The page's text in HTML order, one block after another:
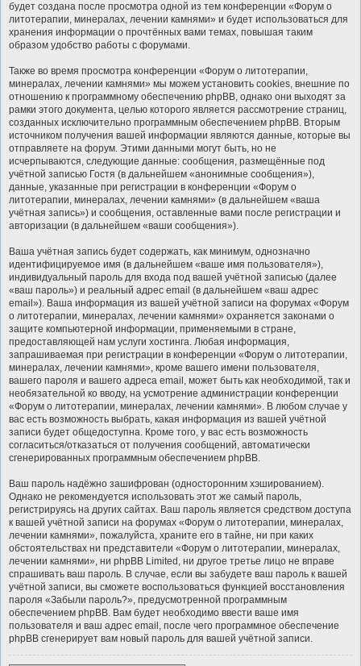
будет создана после просмотра одной из тем конференции «Форум о
литотерапии, минералах, лечении камнями» и будет использоваться для
хранения информации о прочтённых вами темах, повышая таким
образом удобство работы с форумами.
Также во время просмотра конференции «Форум о литотерапии,
минералах, лечении камнями» мы можем установить cookies, внешние по
отношению к программному обеспечению phpBB, однако они выходят за
рамки этого документа, целью которого является рассмотрение страниц,
созданных исключительно программным обеспечением phpBB. Вторым
источником получения вашей информации являются данные, которые вы
отправляете на форум. Этими данными могут быть, но не
исчерпываются, следующие данные: сообщения, размещённые под
учётной записью Гостя (в дальнейшем «анонимные сообщения»),
данные, указанные при регистрации в конференции «Форум о
литотерапии, минералах, лечении камнями» (в дальнейшем «ваша
учётная запись») и сообщения, оставленные вами после регистрации и
авторизации (в дальнейшем «ваши сообщения»).
Ваша учётная запись будет содержать, как минимум, однозначно
идентифицируемое имя (в дальнейшем «ваше имя пользователя»),
индивидуальный пароль для входа под вашей учётной записью (далее
«ваш пароль») и реальный адрес email (в дальнейшем «ваш адрес
email»). Ваша информация из вашей учётной записи на форумах «Форум
о литотерапии, минералах, лечении камнями» охраняется законами о
защите компьютерной информации, применяемыми в стране,
предоставляющей нам услуги хостинга. Любая информация,
запрашиваемая при регистрации в конференции «Форум о литотерапии,
минералах, лечении камнями», кроме вашего имени пользователя,
вашего пароля и вашего адреса email, может быть как необходимой, так и
необязательной ко вводу, на усмотрение администрации конференции
«Форум о литотерапии, минералах, лечении камнями». В любом случае у
вас есть возможность выбрать, какая информация из вашей учётной
записи будет общедоступна. Кроме того, у вас есть возможность
согласиться/отказаться от получения сообщений, автоматически
сгенерированных программным обеспечением phpBB.
Ваш пароль надёжно зашифрован (односторонним хэшированием).
Однако не рекомендуется использовать этот же самый пароль,
регистрируясь на других сайтах. Ваш пароль является средством доступа
к вашей учётной записи на форумах «Форум о литотерапии, минералах,
лечении камнями», пожалуйста, храните его в тайне, ни при каких
обстоятельствах ни представители «Форум о литотерапии, минералах,
лечении камнями», ни phpBB Limited, ни другое третье лицо не вправе
спрашивать ваш пароль. В случае, если вы забудете ваш пароль к вашей
учётной записи, вы сможете воспользоваться функцией восстановления
пароля «Забыли пароль?», предусмотренной программным
обеспечением phpBB. Вам будет необходимо ввести ваше имя
пользователя и ваш адрес email, после чего программное обеспечение
phpBB сгенерирует вам новый пароль для вашей учётной записи.